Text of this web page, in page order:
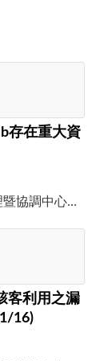
存在重大資
暨協調中心…
客利用之漏
16)